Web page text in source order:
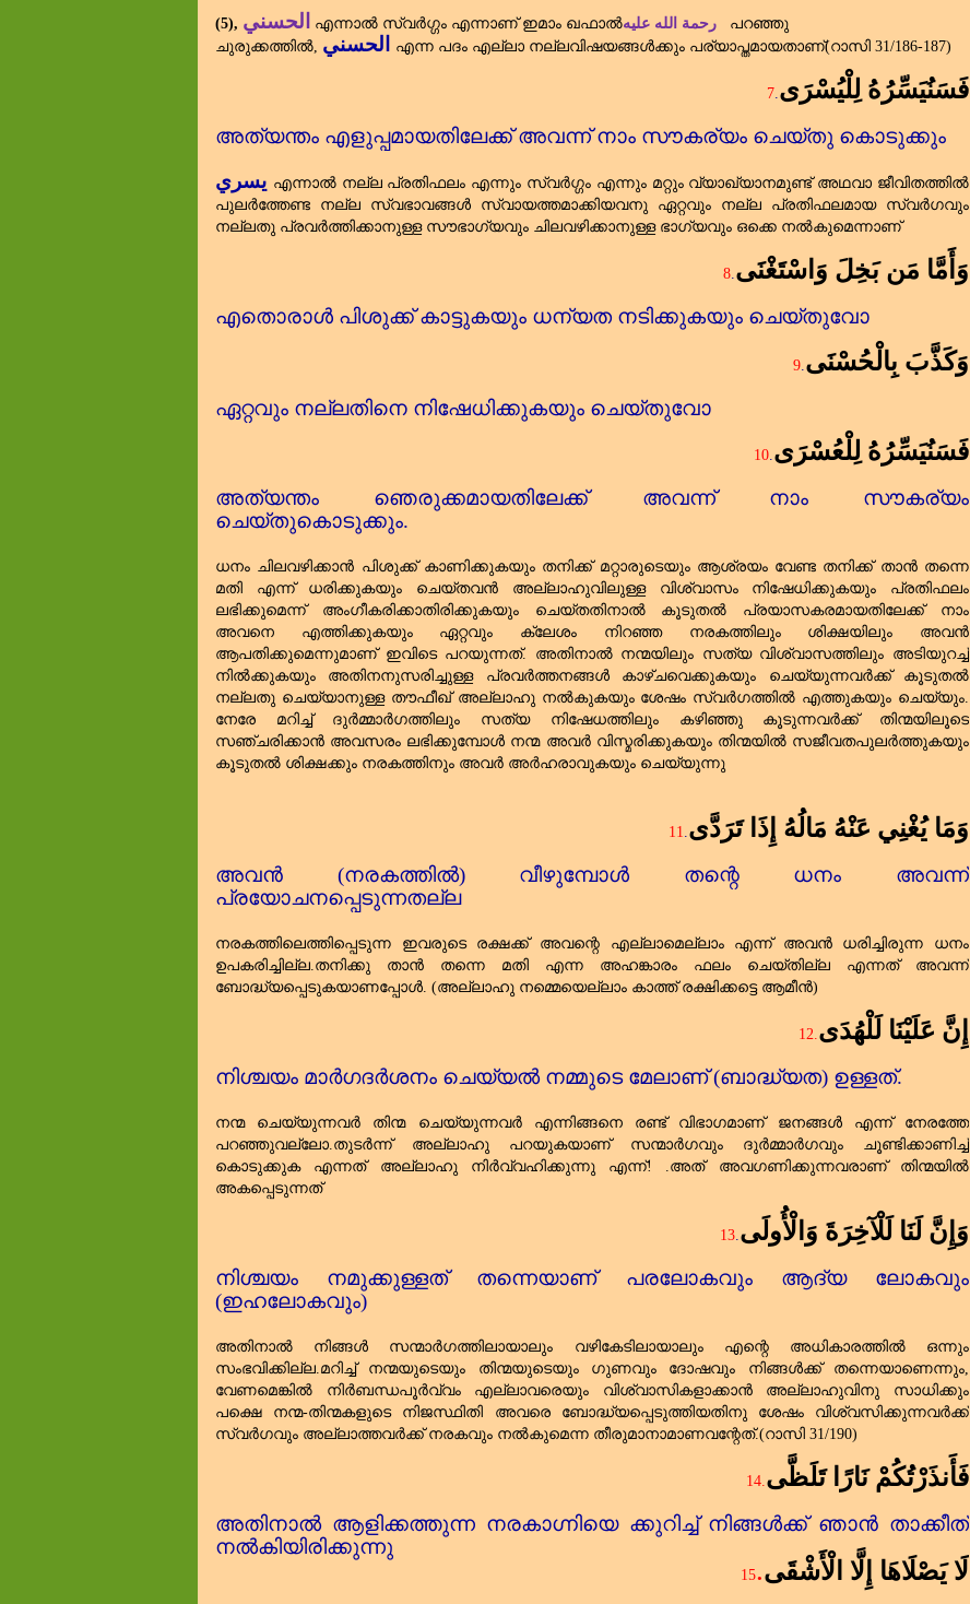
(5), الحسني എന്നാൽ സ്വർഗ്ഗം എന്നാണ്‌ ഇമാം ഖഫാൽرحمة الله عليه
പറഞ്ഞു
ചുരുക്കത്തിൽ الحسني എന്ന പദം എല്ലാ നല്ലവിഷയങ്ങൾക്കും പര്യാപ്തമായതാണ്‌(റാസി 31/186-187)
7 فَسَنُيَسِّرُهُ لِلْيُسْرَى
അത്യന്തം എളുപ്പമായതിലേക്ക്‌ അവന്ന് നാം സൗകര്യം ചെയ്തു കൊടുക്കും
يسري എന്നാൽ നല്ല പ്രതിഫലം എന്നും സ്വർഗ്ഗം എന്നും മറ്റും വ്യാഖ്യാനമുണ്ട്‌ അഥവാ ജീവിതത്തിൽ
പുലർത്തേണ്ട നല്ല സ്വഭാവങ്ങൾ സ്വായത്തമാക്കിയവനു ഏറ്റവും നല്ല പ്രതിഫലമായ സ്വർഗവും
നല്ലതു പ്രവർത്തിക്കാനുള്ള സൗഭാഗ്യവും ചിലവഴിക്കാനുള്ള ഭാഗ്യവും ഒക്കെ നൽകുമെന്നാണ്‌
8 وَأَمَّا مَن بَخِلَ وَاسْتَغْنَى
എതൊരാൾ പിശുക്ക്‌ കാട്ടുകയും ധന്യത നടിക്കുകയും ചെയ്തുവോ
9 وَكَذَّبَ بِالْحُسْنَى
ഏറ്റവും നല്ലതിനെ നിഷേധിക്കുകയും ചെയ്തുവോ
10 فَسَنُيَسِّرُهُ لِلْعُسْرَى
അത്യന്തം ഞെരുക്കമായതിലേക്ക്‌ അവന്ന് നാം സൗകര്യം
ചെയ്തുകൊടുക്കും.
ധനം ചിലവഴിക്കാൻ പിശുക്ക്‌ കാണിക്കുകയും തനിക്ക്‌ മറ്റാരുടെയും ആശ്രയം വേണ്ട തനിക്ക്‌ താൻ തന്നെ
മതി എന്ന് ധരിക്കുകയും ചെയ്തവൻ അല്ലാഹുവിലുള്ള വിശ്വാസം നിഷേധിക്കുകയും പ്രതിഫലം
ലഭിക്കുമെന്ന് അംഗീകരിക്കാതിരിക്കുകയും ചെയ്തതിനാൽ കൂടുതൽ പ്രയാസകരമായതിലേക്ക്‌ നാം
അവനെ എത്തിക്കുകയും ഏറ്റവും ക്ലേശം നിറഞ്ഞ നരകത്തിലും ശിക്ഷയിലും അവൻ
ആപതിക്കുമെന്നുമാണ്‌ ഇവിടെ പറയുന്നത്‌. അതിനാൽ നന്മയിലും സത്യ വിശ്വാസത്തിലും അടിയുറച്ച്‌
നിൽക്കുകയും അതിനനുസരിച്ചുള്ള പ്രവർത്തനങ്ങൾ കാഴ്ചവെക്കുകയും ചെയ്യുന്നവർക്ക്‌ കൂടുതൽ
നല്ലതു ചെയ്യാനുള്ള തൗഫീഖ്‌ അല്ലാഹു നൽകുകയും ശേഷം സ്വർഗത്തിൽ എത്തുകയും ചെയ്യും.
നേരേ മറിച്ച്‌ ദുർമ്മാർഗത്തിലും സത്യ നിഷേധത്തിലും കഴിഞ്ഞു കൂടുന്നവർക്ക്‌ തിന്മയിലൂടെ
സഞ്ചരിക്കാൻ അവസരം ലഭിക്കുമ്പോൾ നന്മ അവർ വിസ്മരിക്കുകയും തിന്മയിൽ സജീവതപുലർത്തുകയും
കൂടുതൽ ശിക്ഷക്കും നരകത്തിനും അവർ അർഹരാവുകയും ചെയ്യുന്നു
11 وَمَا يُغْنِي عَنْهُ مَالُهُ إِذَا تَرَدَّى
അവൻ (നരകത്തിൽ) വീഴുമ്പോൾ തന്റെ ധനം അവന്ന്
പ്രയോചനപ്പെടുന്നതല്ല
നരകത്തിലെത്തിപ്പെടുന്ന ഇവരുടെ രക്ഷക്ക്‌ അവന്റെ എല്ലാമെല്ലാം എന്ന് അവൻ ധരിച്ചിരുന്ന ധനം
ഉപകരിച്ചില്ല.തനിക്കു താൻ തന്നെ മതി എന്ന അഹങ്കാരം ഫലം ചെയ്തില്ല എന്നത്‌ അവന്ന്
ബോദ്ധ്യപ്പെടുകയാണപ്പോൾ. (അല്ലാഹു നമ്മെയെല്ലാം കാത്ത്‌ രക്ഷിക്കട്ടെ ആമീൻ)
12. إِنَّ عَلَيْنَا لَلْهُدَى
നിശ്ചയം മാർഗദർശനം ചെയ്യൽ നമ്മുടെ മേലാണ്‌ (ബാദ്ധ്യത) ഉള്ളത്‌.
നന്മ ചെയ്യുന്നവർ തിന്മ ചെയ്യുന്നവർ എന്നിങ്ങനെ രണ്ട്‌ വിഭാഗമാണ്‌ ജനങ്ങൾ എന്ന് നേരത്തേ
പറഞ്ഞുവല്ലോ.തുടർന്ന് അല്ലാഹു പറയുകയാണ്‌ സന്മാർഗവും ദുർമ്മാർഗവും ചൂണ്ടിക്കാണിച്ച്‌
കൊടുക്കുക എന്നത്‌ അല്ലാഹു നിർവ്വഹിക്കുന്നു എന്ന്! .അത്‌ അവഗണിക്കുന്നവരാണ്‌ തിന്മയിൽ
അകപ്പെടുന്നത്‌
13 وَإِنَّ لَنَا لَلْآخِرَةَ وَالْأُولَى
നിശ്ചയം നമുക്കുള്ളത്‌ തന്നെയാണ്‌ പരലോകവും ആദ്യ ലോകവും
(ഇഹലോകവും)
അതിനാൽ നിങ്ങൾ സന്മാർഗത്തിലായാലും വഴികേടിലായാലും എന്റെ അധികാരത്തിൽ ഒന്നും
സംഭവിക്കില്ല.മറിച്ച്‌ നന്മയുടെയും തിന്മയുടെയും ഗുണവും ദോഷവും നിങ്ങൾക്ക്‌ തന്നെയാണെന്നും
വേണമെങ്കിൽ നിർബന്ധപൂർവ്വം എല്ലാവരെയും വിശ്വാസികളാക്കാൻ അല്ലാഹുവിനു സാധിക്കും
പക്ഷെ നന്മ-തിന്മകളുടെ നിജസ്ഥിതി അവരെ ബോദ്ധ്യപ്പെടുത്തിയതിനു ശേഷം വിശ്വസിക്കുന്നവർക്ക്‌
സ്വർഗവും അല്ലാത്തവർക്ക്‌ നരകവും നൽകുമെന്ന തീരുമാനാമാണവന്റേത്‌.(റാസി 31/190)
14. فَأَنذَرْتُكُمْ نَارًا تَلَظَّى
അതിനാൽ ആളിക്കത്തുന്ന നരകാഗ്നിയെ ക്കുറിച്ച്‌ നിങ്ങൾക്ക്‌ ഞാൻ താക്കീത്‌
നൽകിയിരിക്കുന്നു
15.لَا يَصْلَاهَا إِلَّا الْأَشْقَى